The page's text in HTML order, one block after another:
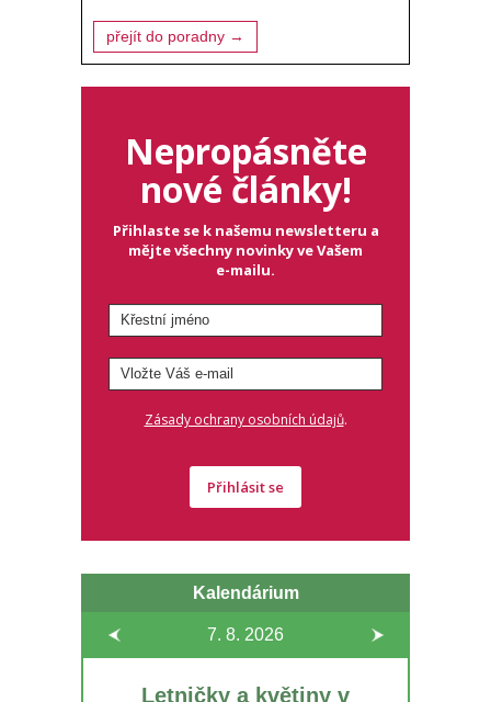
přejít do poradny →
Nepropásněte
nové články!
Přihlaste se k našemu newsletteru a
mějte všechny novinky ve Vašem
e-mailu.
Zásady ochrany osobních údajů.
Přihlásit se
Kalendárium
7. 8. 2026
Letničky a květiny v